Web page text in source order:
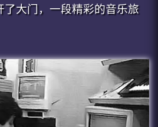
了大门，一段精彩的音乐旅